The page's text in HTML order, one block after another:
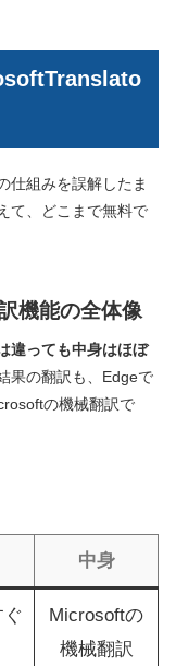
仕組みを誤解したま
て、どこまで無料で
機能の全体像
違っても中身はほぼ
果の翻訳も、Edgeで
の機械翻訳で
中身
Microsoftの
機械翻訳